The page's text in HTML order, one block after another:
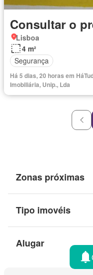
Consultar o
Lisboa
4 m²
Segurança
Há 5 dias, 20 horas em
Imobiliária, Unip., Lda
Zonas próximas
Tipo imovéis
Alugar